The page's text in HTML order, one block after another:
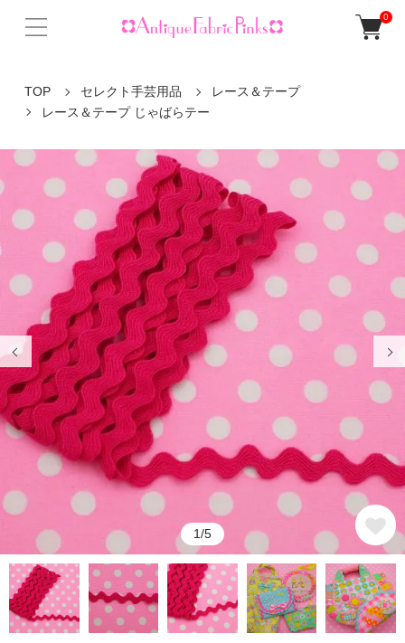
0
TOP セレクト手芸用品
レース＆テープ
レース＆テープ じゃばらテー
1/5